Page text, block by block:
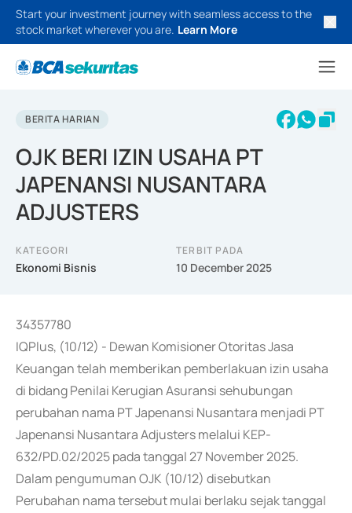
Start your investment journey with seamless access to the
stock market wherever you are. Learn More
BERITA HARIAN
OJK BERI IZIN USAHA PT
JAPENANSI NUSANTARA
ADJUSTERS
KATEGORI
Ekonomi Bisnis
TERBIT PADA
10 December 2025
34357780
IQPlus, (10/12) - Dewan Komisioner Otoritas Jasa
Keuangan telah memberikan pemberlakuan izin usaha
di bidang Penilai Kerugian Asuransi sehubungan
perubahan nama PT Japenansi Nusantara menjadi PT
Japenansi Nusantara Adjusters melalui KEP-
632/PD.02/2025 pada tanggal 27 November 2025.
Dalam pengumuman OJK (10/12) disebutkan
Perubahan nama tersebut mulai berlaku sejak tanggal